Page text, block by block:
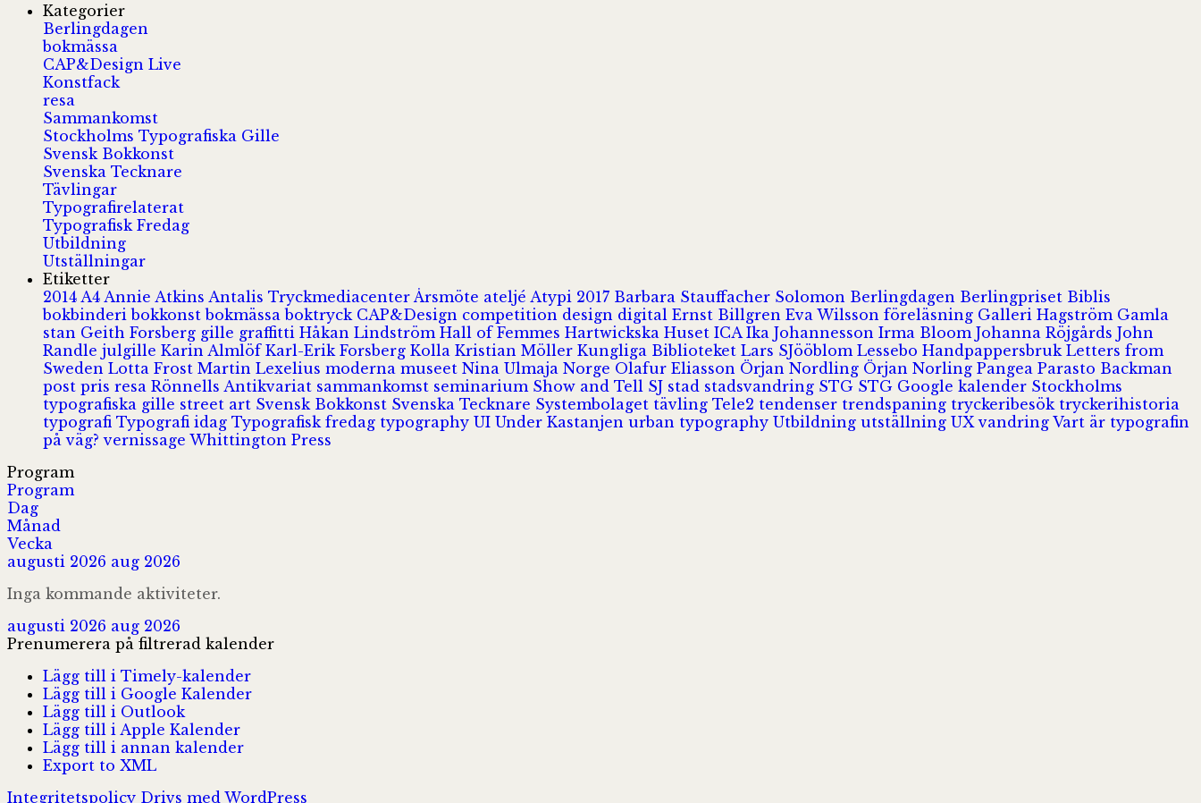
Kategorier
Berlingdagen
bokmässa
CAP&Design Live
Konstfack
resa
Sammankomst
Stockholms Typografiska Gille
Svensk Bokkonst
Svenska Tecknare
Tävlingar
Typografirelaterat
Typografisk Fredag
Utbildning
Utställningar
Etiketter
2014 A4 Annie Atkins Antalis Tryckmediacenter Årsmöte ateljé Atypi 2017 Barbara Stauffacher Solomon Berlingdagen Berlingpriset Biblis
bokbinderibokkonstbokmässaboktryck CAP&Design competition design digital Ernst Billgren Eva Wilsson föreläsning Galleri Hagström Gamla
stan Geith Forsberg gille graffitti Håkan Lindström Hall of Femmes Hartwickska Huset ICA Ika Johannesson Irma Bloom Johanna Röjgårds John
Randle julgille Karin Almlöf Karl-Erik Forsberg Kolla Kristian Möller Kungliga Biblioteket Lars SJööblom Lessebo Handpappersbruk Letters from
Sweden Lotta Frost Martin Lexelius moderna museet Nina Ulmaja Norge Olafur Eliasson Örjan Nordling Örjan Norling Pangea Parasto Backman
post pris resa Rönnells Antikvariat sammankomst seminarium Show and Tell SJ stad stadsvandring STG STG Google kalender Stockholms
typografiska gille street art Svensk Bokkonst Svenska Tecknare Systembolaget tävling Tele2 tendenser trendspaning tryckeribesök tryckerihistoria
typografi Typografi idag Typografisk fredag typography UI Under Kastanjen urban typography Utbildning utställning UXvandring Vart är typografin
på väg?vernissage Whittington Press
Program
Program
Dag
Månad
Vecka
augusti 2026 aug 2026
Inga kommande aktiviteter.
augusti 2026 aug 2026
Prenumerera på filtrerad kalender
Lägg till i Timely-kalender
Lägg till i Google Kalender
Lägg till i Outlook
Lägg till i Apple Kalender
Lägg till i annan kalender
Export to XML
Integritetspolicy Drivs med WordPress